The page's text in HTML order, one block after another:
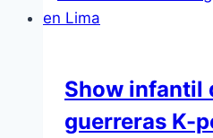
Show infantil
guerreras K-